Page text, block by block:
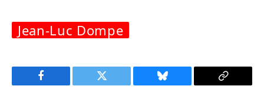
Jean-Luc Dompe
Facebook Twitter Bluesky
Copy